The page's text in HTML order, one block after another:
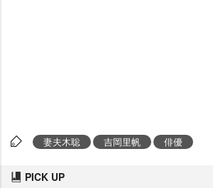
妻夫木聡 吉岡里帆 俳優
PICK UP